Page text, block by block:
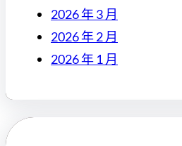
2026 年 3 月
2026 年 2 月
2026 年 1 月